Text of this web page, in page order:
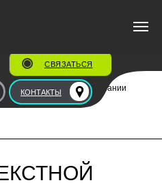
СВЯЗАТЬСЯ
КОНТАКТЫрекламной компании